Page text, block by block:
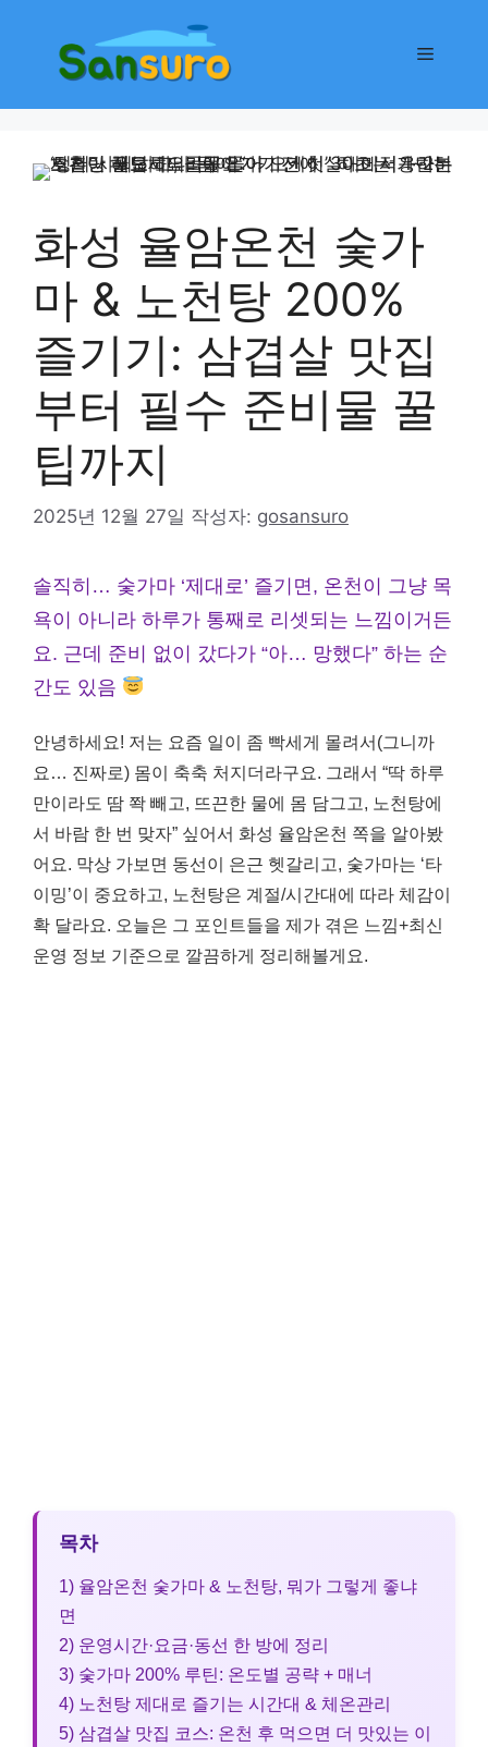
메
화성 율암온천 숯가
마 & 노천탕 200%
즐기기: 삼겹살 맛집
부터 필수 준비물 꿀
팁까지
2025년 12월 27일 작성자: gosansuro
솔직히… 숯가마 ‘제대로’ 즐기면, 온천이 그냥 목
욕이 아니라 하루가 통째로 리셋되는 느낌이거든
요. 근데 준비 없이 갔다가 “아… 망했다” 하는 순
간도 있음
안녕하세요! 저는 요즘 일이 좀 빡세게 몰려서(그니까
요… 진짜로) 몸이 축축 처지더라구요. 그래서 “딱 하루
만이라도 땀 쫙 빼고, 뜨끈한 물에 몸 담그고, 노천탕에
서 바람 한 번 맞자” 싶어서 화성 율암온천 쪽을 알아봤
어요. 막상 가보면 동선이 은근 헷갈리고, 숯가마는 ‘타
이밍’이 중요하고, 노천탕은 계절/시간대에 따라 체감이
확 달라요. 오늘은 그 포인트들을 제가 겪은 느낌+최신
운영 정보 기준으로 깔끔하게 정리해볼게요.
목차
1) 율암온천 숯가마 & 노천탕, 뭐가 그렇게 좋냐
면
2) 운영시간·요금·동선 한 방에 정리
3) 숯가마 200% 루틴: 온도별 공략 + 매너
4) 노천탕 제대로 즐기는 시간대 & 체온관리
5) 삼겹살 맛집 코스: 온천 후 먹으면 더 맛있는 이